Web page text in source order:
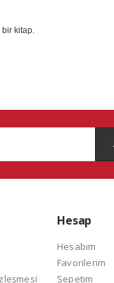
bir kitap.
Hesap
Hesabım
Favorilerim
Sepetim